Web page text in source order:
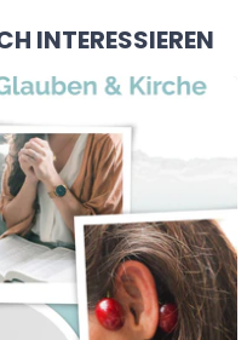
INTERESSIEREN